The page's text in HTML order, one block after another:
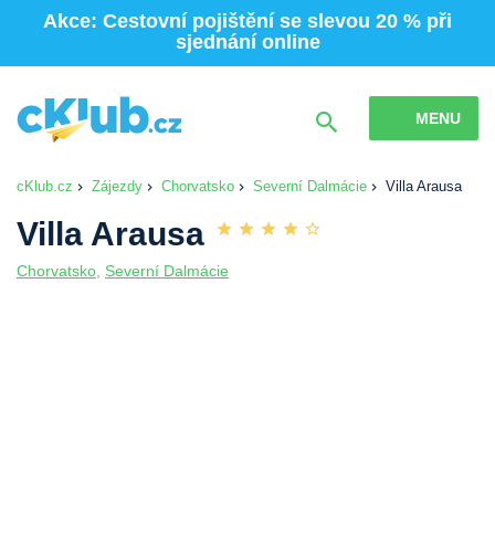
Akce: Cestovní pojištění se slevou 20 % při
sjednání online
MENU
cKlub.cz Zájezdy Chorvatsko Severní Dalmácie Villa Arausa
Villa Arausa
Chorvatsko Severní Dalmácie